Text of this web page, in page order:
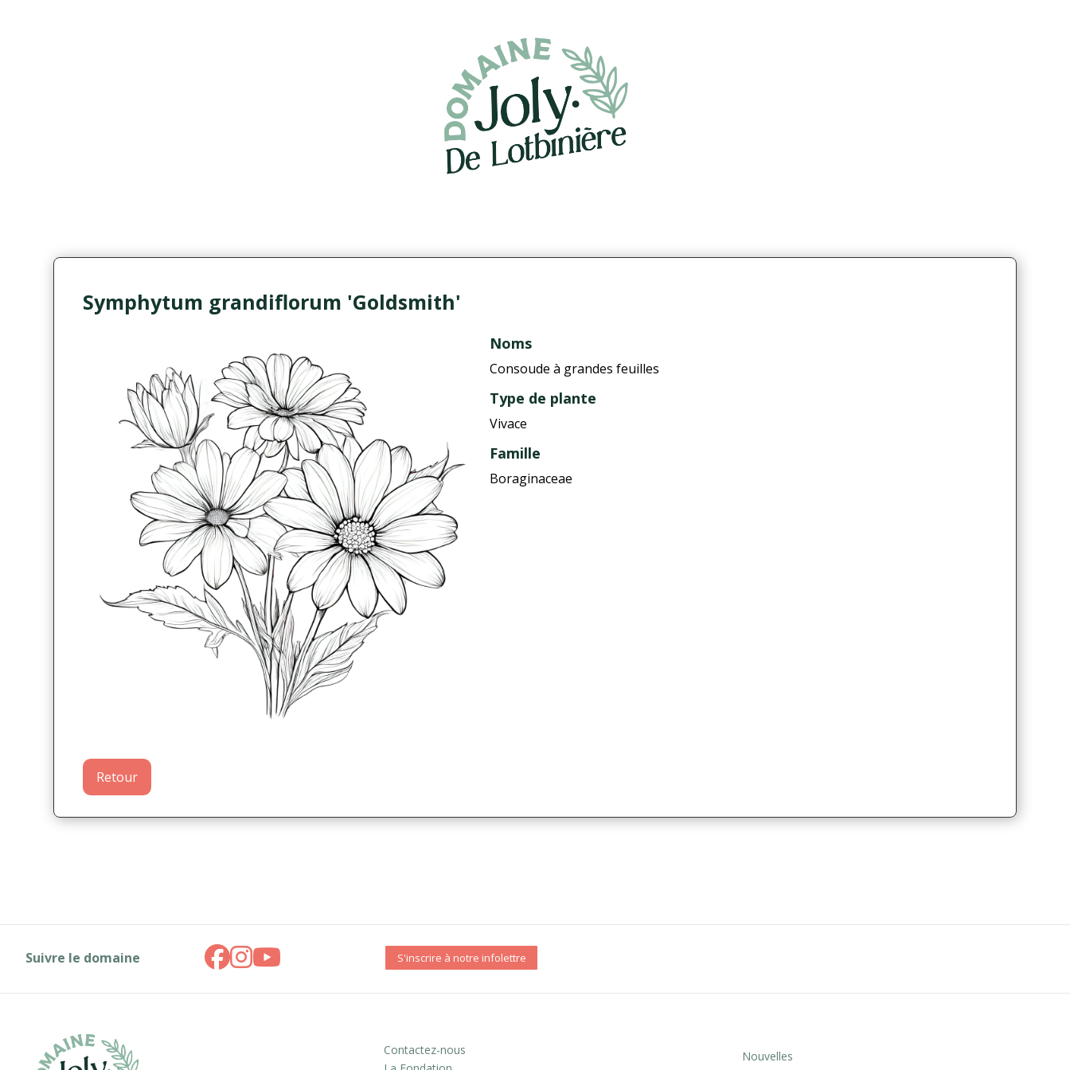
Symphytum grandiflorum 'Goldsmith'
Noms
Consoude à grandes feuilles
Type de plante
Vivace
Famille
Boraginaceae
Retour
Suivre le domaine S'inscrire à notre infolettre
Contactez-nous
Nouvelles